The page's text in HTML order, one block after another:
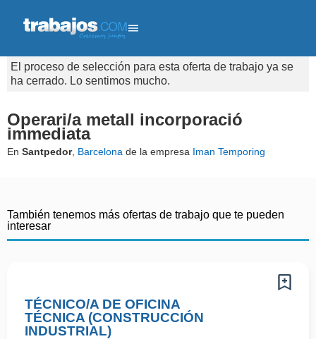
El proceso de selección para esta oferta de trabajo ya se
ha cerrado. Lo sentimos mucho.
Operari/a metall incorporació
immediata
En Santpedor, Barcelona de la empresa Iman Temporing
También tenemos más ofertas de trabajo que te pueden
interesar
TÉCNICO/A DE OFICINA
TÉCNICA (CONSTRUCCIÓN
INDUSTRIAL)